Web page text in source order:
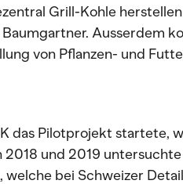
Grill-Kohle
Ausserdem
von Pflanzen- und
das Pilotprojekt startete,
2018 und 2019
bei Schweizer